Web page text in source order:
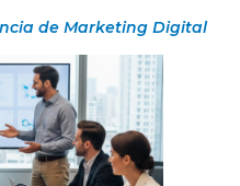
de Marketing Digital